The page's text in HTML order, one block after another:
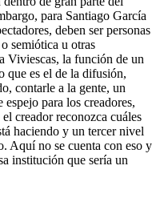
para Santiago García
deben ser personas
semiótica u otras
Viviescas, la función de un
que es el de la difusión,
contarle a la gente, un
para los creadores,
creador reconozca cuáles
haciendo y un tercer nivel
Aquí no se cuenta con eso y
institución que sería un